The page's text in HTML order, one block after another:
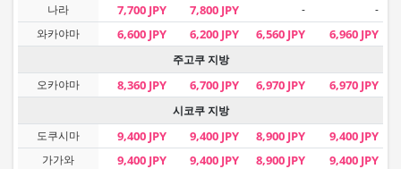
나라 7,700 JPY 7,800 JPY -
-
와카야마
6,600 JPY 6,200 JPY 6,560 JPY 6,960 JPY
주고쿠 지방
오카야마
8,360 JPY 6,700 JPY 6,970 JPY 6,970 JPY
시코쿠 지방
도쿠시마
9,400 JPY 9,400 JPY 8,900 JPY 9,400 JPY
가가와 9,400 JPY 9,400 JPY 8,900 JPY 9,400 JPY